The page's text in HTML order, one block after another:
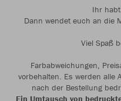
Ihr
Dann wendet euch an die
Viel Spaß
Farbabweichungen,
vorbehalten. Es werden alle
nach der Bestellung
Ein Umtausch von